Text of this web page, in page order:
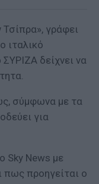
Τσίπρα», γράφει
ιταλικό
δείχνει να
σύμφωνα με τα
για
Sky News με
πως προηγείται ο